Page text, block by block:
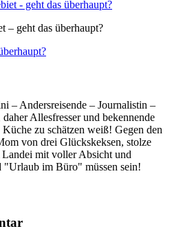
– geht das überhaupt?
– Andersreisende – Journalistin –
Allesfresser und bekennende
zu schätzen weiß! Gegen den
von drei Glückskeksen, stolze
mit voller Absicht und
"Urlaub im Büro" müssen sein!